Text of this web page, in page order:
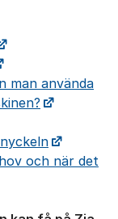
man använda
och när det